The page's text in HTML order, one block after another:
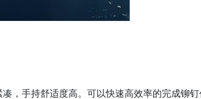
，手持舒适度高。可以快速高效率的完成铆